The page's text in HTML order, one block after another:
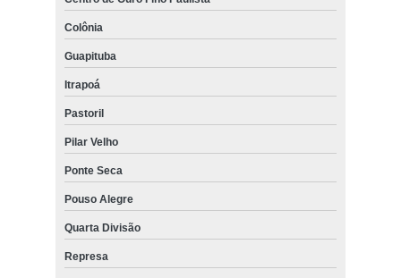
Colônia
Guapituba
Itrapoá
Pastoril
Pilar Velho
Ponte Seca
Pouso Alegre
Quarta Divisão
Represa